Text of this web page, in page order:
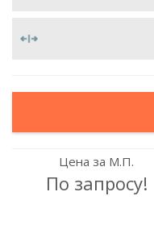
Цена за М.П.
По запросу!